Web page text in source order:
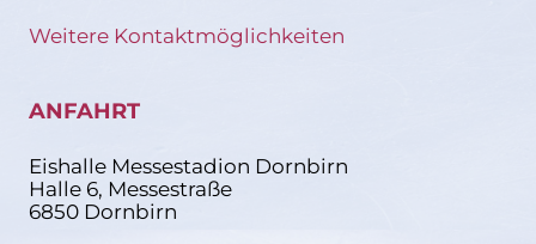
Weitere Kontaktmöglichkeiten
ANFAHRT
Eishalle Messestadion Dornbirn
Halle 6, Messestraße
6850 Dornbirn